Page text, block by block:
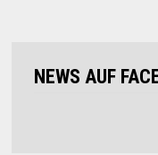
NEWS AUF